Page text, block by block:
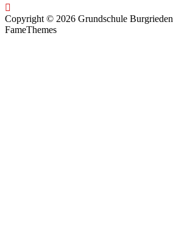
Copyright © 2026 Grundschule Burgrieden
FameThemes